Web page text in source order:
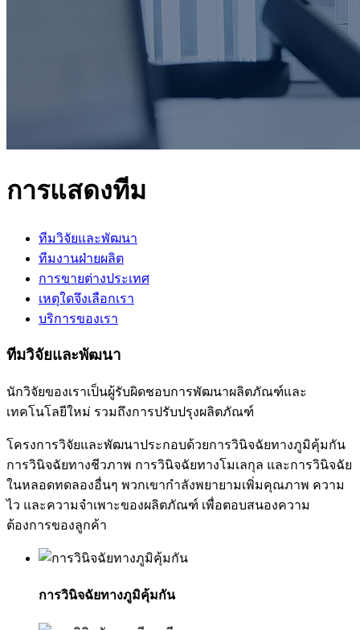
การแสดงทีม
ทีมวิจัยและพัฒนา
ทีมงานฝ่ายผลิต
การขายต่างประเทศ
เหตุใดจึงเลือกเรา
บริการของเรา
ทีมวิจัยและพัฒนา
นักวิจัยของเราเป็นผู้รับผิดชอบการพัฒนาผลิตภัณฑ์และ
เทคโนโลยีใหม่ รวมถึงการปรับปรุงผลิตภัณฑ์
โครงการวิจัยและพัฒนาประกอบด้วยการวินิจฉัยทางภูมิคุ้มกัน
การวินิจฉัยทางชีวภาพ การวินิจฉัยทางโมเลกุล และการวินิจฉัย
ในหลอดทดลองอื่นๆ พวกเขากำลังพยายามเพิ่มคุณภาพ ความ
ไว และความจำเพาะของผลิตภัณฑ์ เพื่อตอบสนองความ
ต้องการของลูกค้า
การวินิจฉัยทางภูมิคุ้มกัน